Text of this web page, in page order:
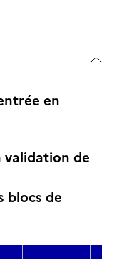
en
validation de
blocs de